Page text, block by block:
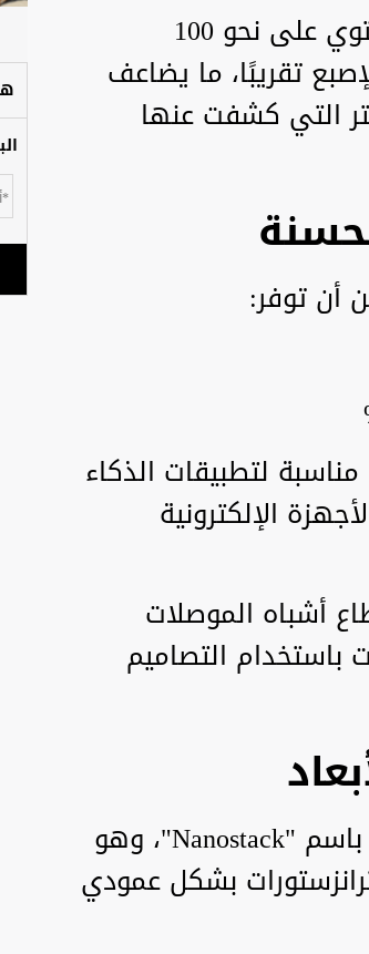
وتشير الشركة إلى أن الشريحة الجديدة تحتوي على نحو 100
تقريبًا، ما يضاعف
مقارنة بشريحة 2 نانومتر التي كشفت عنها
يجعلها مناسبة لتطبيقات الذكاء
الإلكترونية
أشباه الموصلات
باستخدام التصاميم
تعتمد الشريحة الجديدة على تصميم يُعرف باسم "Nanostack"، وهو
بشكل عمودي